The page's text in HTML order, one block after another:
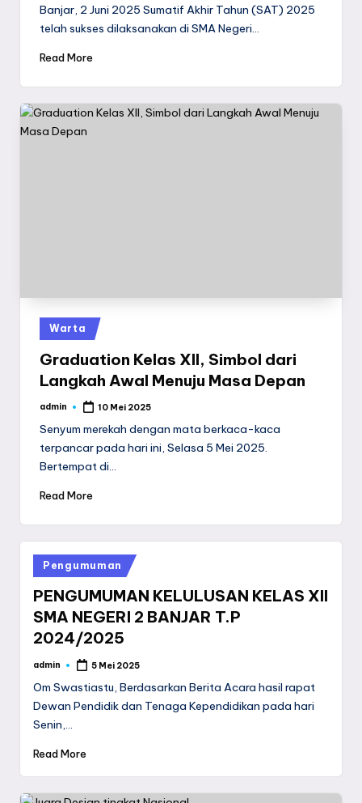
Banjar, 2 Juni 2025 Sumatif Akhir Tahun (SAT) 2025
telah sukses dilaksanakan di SMA Negeri…
Read More
Posted
in
Warta
Graduation Kelas XII, Simbol dari
Langkah Awal Menuju Masa Depan
Posted
admin 10 Mei 2025
Senyum merekah dengan mata berkaca-kaca
terpancar pada hari ini, Selasa 5 Mei 2025.
Bertempat di…
Read More
Posted
in
Pengumuman
PENGUMUMAN KELULUSAN KELAS XII
SMA NEGERI 2 BANJAR T.P
2024/2025
Posted
admin 5 Mei 2025
Om Swastiastu, Berdasarkan Berita Acara hasil rapat
Dewan Pendidik dan Tenaga Kependidikan pada hari
Senin,…
Read More